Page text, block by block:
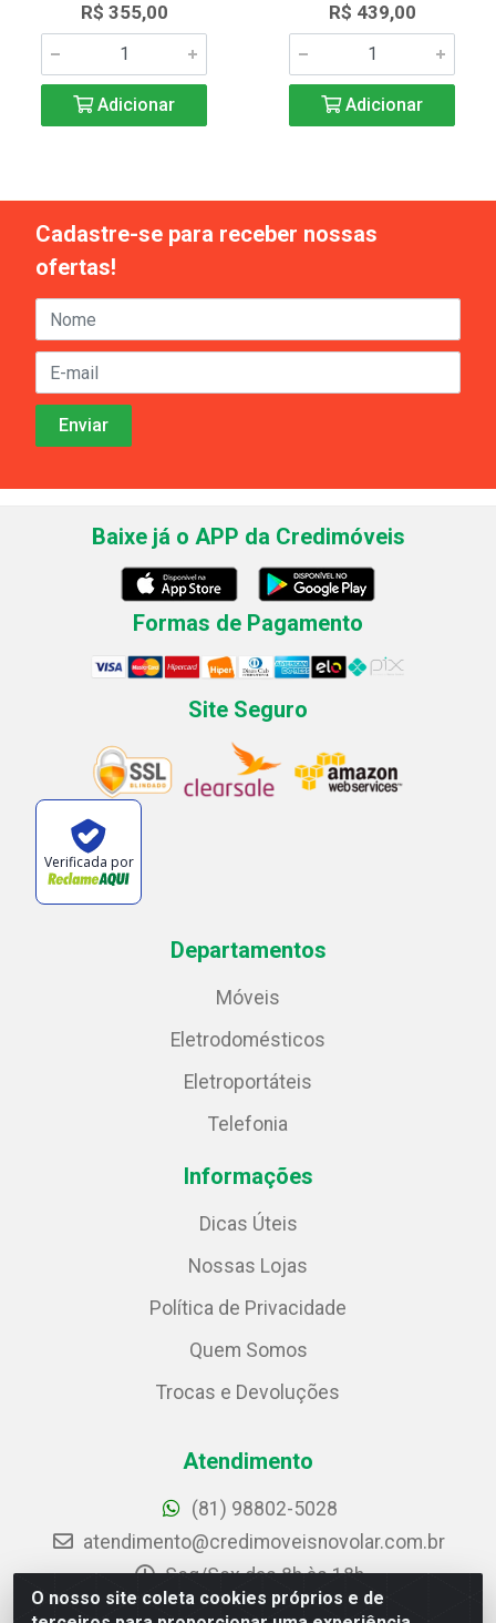
R$ 355,00
Adicionar
R$ 439,00
Adicionar
O nosso site coleta cookies próprios e de
Cadastre-se para receber nossas
ofertas!
Baixe já o APP da Credimóveis
Formas de Pagamento
Site Seguro
Verificada por
Departamentos
Móveis
Eletrodomésticos
Eletroportáteis
Telefonia
Informações
Dicas Úteis
Nossas Lojas
Política de Privacidade
Quem Somos
Trocas e Devoluções
Atendimento
(81) 98802-5028
atendimento@credimoveisnovolar.com.br
Seg/Sex das 8h às 18h
Sáb das 8h às 12h